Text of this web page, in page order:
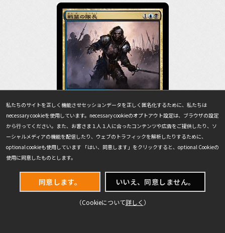
青ゾンビ」。最近は《未練ある魂》の使用率が高いので、それを
無視して殴りにいける《
名門のグール》がよく採用されているよ
私たちのサイトを正しく機能させセッションデータを正しく匿名化するために、私たちは
necessary cookieを使用しています。necessary cookieのオプトアウト設定は、ブラウザの設定
から行ってください。また、お客さま１人１人に合ったコンテンツや広告をご提供したり、ソ
ーシャルメディアの機能を配信したり、ウェブのトラフィックを解析したりするために、
optional cookieも使用しています 「はい、同意します」をクリックすると、optional Cookieの
使用に同意したものとします。
同意します。 いいえ、同意しません。
（Cookieについて詳しく ）